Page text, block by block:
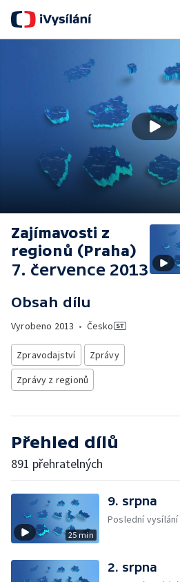
Zajímavosti z
regionů (Praha)
7. července 2013
Obsah dílu
Vyrobeno 2013 • Česko
Zpravodajství
Zprávy
Zprávy z regionů
Přehled dílů
891 přehratelných
25 min
9. srpna
Poslední vysílání
2. srpna